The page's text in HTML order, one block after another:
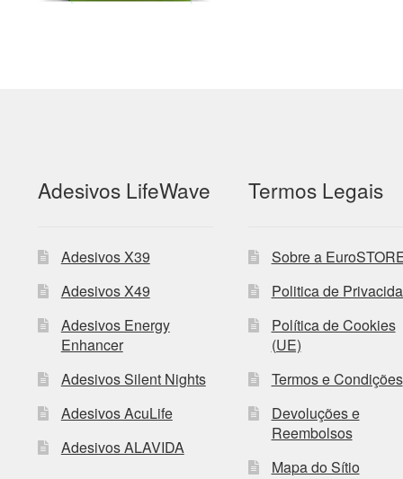
Adesivos LifeWave
Adesivos X39
Adesivos X49
Adesivos Energy
Enhancer
Adesivos Silent Nights
Adesivos AcuLife
Adesivos ALAVIDA
Termos Legais
Sobre a
Politica de
Política de Cookies
(UE)
Termos e Condições
Devoluções e
Reembolsos
Mapa do Sítio